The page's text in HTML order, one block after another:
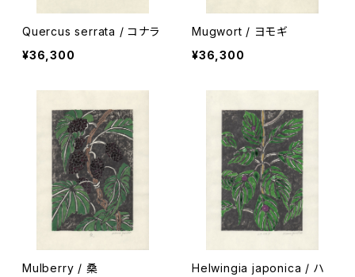
Quercus serrata / コナラ
¥36,300
Mugwort / ヨモギ
¥36,300
Mulberry / 桑
Helwingia japonica / ハ